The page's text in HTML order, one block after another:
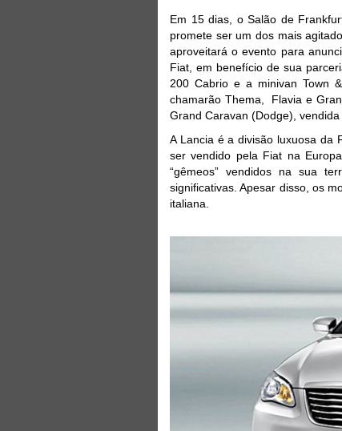
Em 15 dias, o Salão de
promete ser um dos mais
aproveitará o evento para
Fiat, em benefício de sua
200 Cabrio e a minivan Town
chamarão Thema, Flavia e
Grand Caravan (Dodge),
A Lancia é a divisão luxuosa da
ser vendido pela Fiat na
“gêmeos” vendidos na sua
significativas. Apesar disso, os
italiana.